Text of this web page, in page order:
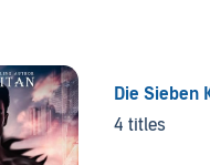
Die Sieben
4 titles